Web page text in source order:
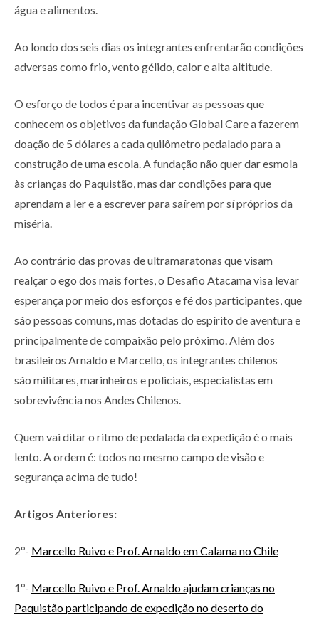
água e alimentos.
Ao londo dos seis dias os integrantes enfrentarão condições
adversas como frio, vento gélido, calor e alta altitude.
O esforço de todos é para incentivar as pessoas que
conhecem os objetivos da fundação Global Care a fazerem
doação de 5 dólares a cada quilômetro pedalado para a
construção de uma escola. A fundação não quer dar esmola
às crianças do Paquistão, mas dar condições para que
aprendam a ler e a escrever para saírem por sí próprios da
miséria.
Ao contrário das provas de ultramaratonas que visam
realçar o ego dos mais fortes, o Desafio Atacama visa levar
esperança por meio dos esforços e fé dos participantes, que
são pessoas comuns, mas dotadas do espírito de aventura e
principalmente de compaixão pelo próximo. Além dos
brasileiros Arnaldo e Marcello, os integrantes chilenos
são militares, marinheiros e policiais, especialistas em
sobrevivência nos Andes Chilenos.
Quem vai ditar o ritmo de pedalada da expedição é o mais
lento. A ordem é: todos no mesmo campo de visão e
segurança acima de tudo!
Artigos Anteriores:
2º- Marcello Ruivo e Prof. Arnaldo em Calama no Chile
1º- Marcello Ruivo e Prof. Arnaldo ajudam crianças no
Paquistão participando de expedição no deserto do